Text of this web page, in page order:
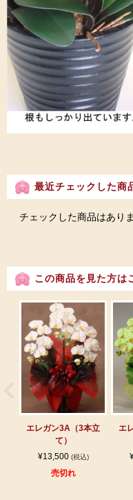
最近チェックした商
チェックした商品はありま
この商品を見た方は
エレガン3A（3本立
て）
¥13,500 (税込)
売切れ
エ